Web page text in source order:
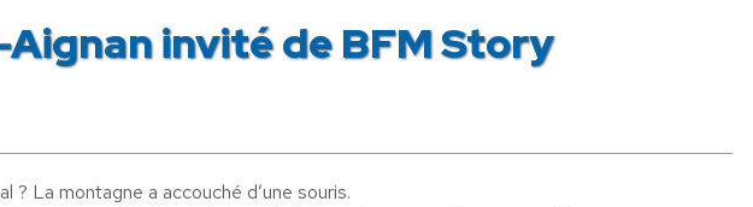
invité de BFM Story
La montagne a accouché d’une souris.